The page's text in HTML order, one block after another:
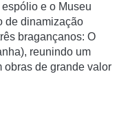
e o Museu
de dinamização
bragançanos: O
reunindo um
obras de grande valor